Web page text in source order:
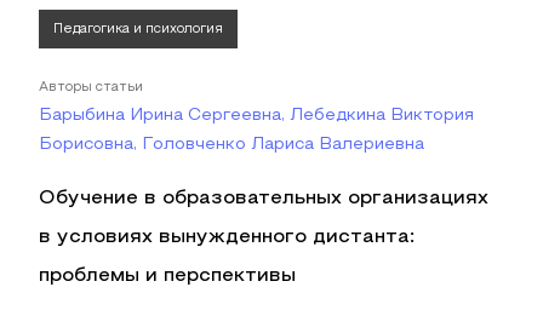
Педагогика и психология
Авторы статьи
Барыбина Ирина Сергеевна, Лебедкина Виктория
Борисовна, Головченко Лариса Валериевна
Обучение в образовательных организациях
в условиях вынужденного дистанта:
проблемы и перспективы